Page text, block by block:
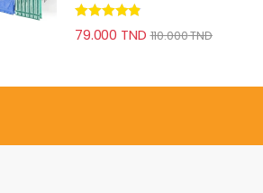
Note4.70
sur 5
79.000 TND 110.000TND